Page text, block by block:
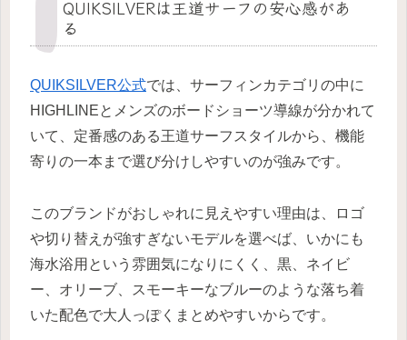
QUIKSILVERは王道サーフの安心感があ
る
QUIKSILVER公式では、サーフィンカテゴリの中に
HIGHLINEとメンズのボードショーツ導線が分かれて
いて、定番感のある王道サーフスタイルから、機能
寄りの一本まで選び分けしやすいのが強みです。
このブランドがおしゃれに見えやすい理由は、ロゴ
や切り替えが強すぎないモデルを選べば、いかにも
海水浴用という雰囲気になりにくく、黒、ネイビ
ー、オリーブ、スモーキーなブルーのような落ち着
いた配色で大人っぽくまとめやすいからです。